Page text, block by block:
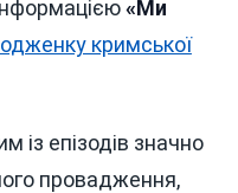
«Ми
кримської
із епізодів значно
провадження,